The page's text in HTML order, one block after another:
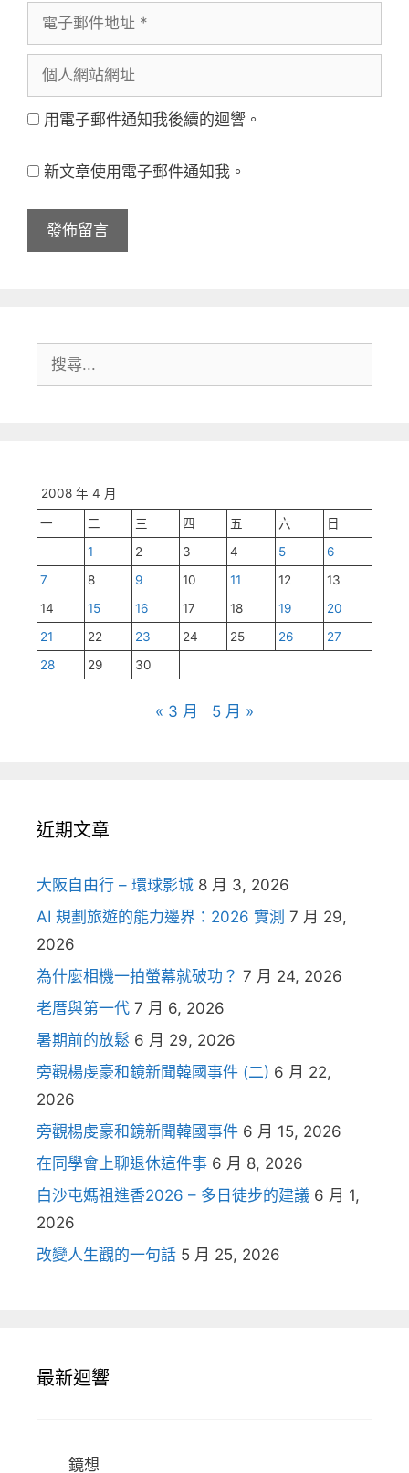
名
子
件
地
人
網
網
用電子郵件通知我後續的迴響。
新文章使用電子郵件通知我。
尋:
2008 年 4 月
一 二 三 四 五 六
日
1
2 3 4 5
6
7
8 9 10 11 12
13
14
15 16 17 18 19
20
21
22 23 24 25 26
27
28
29 30
« 3 月 5 月 »
近期文章
大阪自由行 – 環球影城 8 月 3, 2026
AI 規劃旅遊的能力邊界：2026 實測 7 月 29,
2026
為什麼相機一拍螢幕就破功？ 7 月 24, 2026
老厝與第一代 7 月 6, 2026
暑期前的放鬆 6 月 29, 2026
旁觀楊虔豪和鏡新聞韓國事件 (二) 6 月 22,
2026
旁觀楊虔豪和鏡新聞韓國事件 6 月 15, 2026
在同學會上聊退休這件事 6 月 8, 2026
白沙屯媽祖進香2026 – 多日徒步的建議 6 月 1,
2026
改變人生觀的一句話 5 月 25, 2026
最新迴響
鏡想